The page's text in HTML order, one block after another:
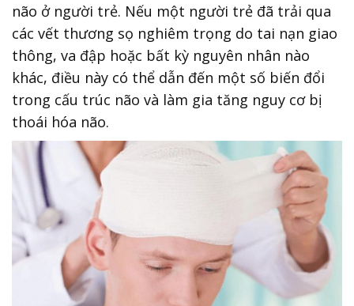
não ở người trẻ. Nếu một người trẻ đã trải qua
các vết thương sọ nghiêm trọng do tai nạn giao
thông, va đập hoặc bất kỳ nguyên nhân nào
khác, điều này có thể dẫn đến một số biến đổi
trong cấu trúc não và làm gia tăng nguy cơ bị
thoái hóa não.